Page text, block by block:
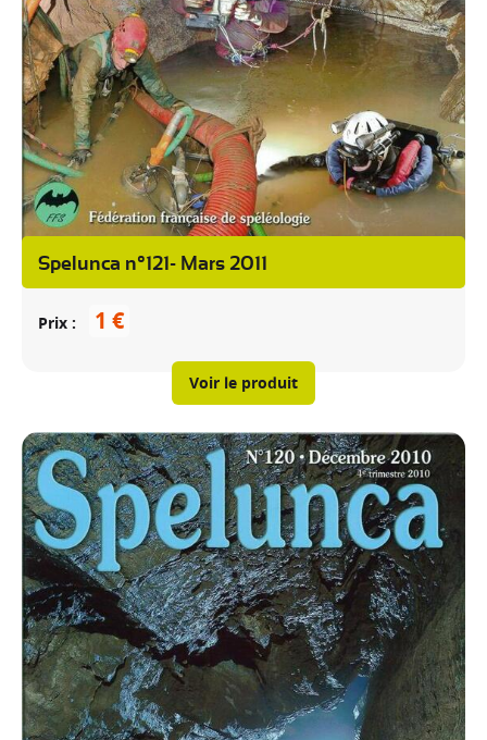
Spelunca n°121- Mars 2011
Prix 1 €
Voir le produit